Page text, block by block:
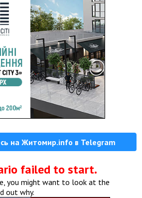
на Житомир.info в Telegram
failed to start.
you might want to look at the
out why.